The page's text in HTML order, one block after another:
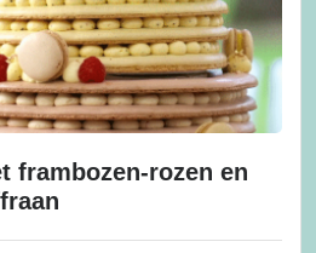
frambozen-rozen en